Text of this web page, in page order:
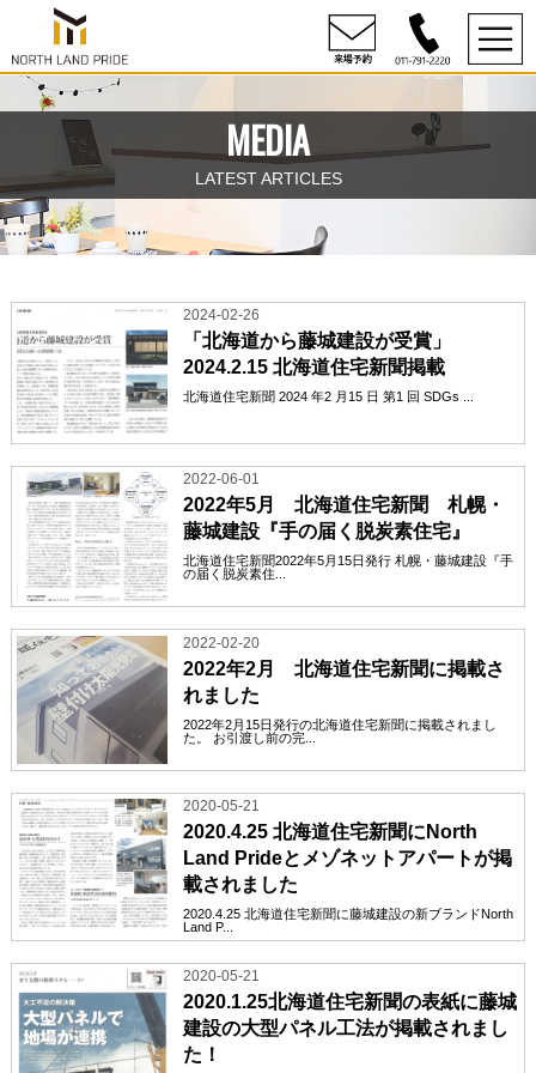
MEDIA
LATEST ARTICLES
2024-02-26
「北海道から藤城建設が受賞」
2024.2.15 北海道住宅新聞掲載
北海道住宅新聞 2024 年2 月15 日 第1 回 SDGs ...
2022-06-01
2022年5月 北海道住宅新聞 札幌・
藤城建設『手の届く脱炭素住宅』
北海道住宅新聞2022年5月15日発行 札幌・藤城建設『手
の届く脱炭素住...
2022-02-20
2022年2月 北海道住宅新聞に掲載さ
れました
2022年2月15日発行の北海道住宅新聞に掲載されまし
た。 お引渡し前の完...
2020-05-21
2020.4.25 北海道住宅新聞にNorth
Land Prideとメゾネットアパートが掲
載されました
2020.4.25 北海道住宅新聞に藤城建設の新ブランドNorth
Land P...
2020-05-21
2020.1.25北海道住宅新聞の表紙に藤城
建設の大型パネル工法が掲載されまし
た！